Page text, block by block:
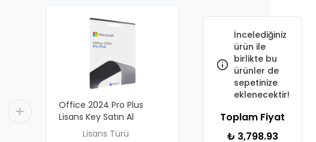
Office 2024 Pro Plus
Lisans Key Satın Al
Lisans Türü
İncelediğiniz
ürün ile
birlikte bu
ürünler de
sepetinize
eklenecektir!
Toplam Fiyat
₺ 3,798.93